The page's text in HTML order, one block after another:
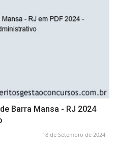
Barra Mansa - RJ 2024
18 de Setembro de 2024